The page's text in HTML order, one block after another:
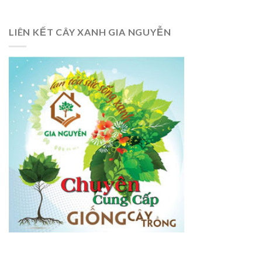
LIÊN KẾT CÂY XANH GIA NGUYỄN